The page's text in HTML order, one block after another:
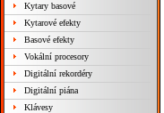
Kytary basové
Kytarové efekty
Basové efekty
Vokální procesory
Digitální rekordéry
Digitální piána
Klávesy